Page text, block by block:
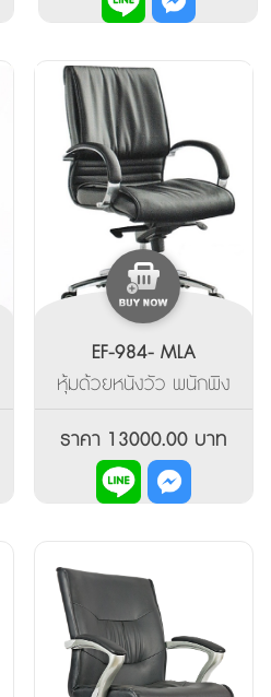
EF-984- MLA
หุ้มด้วยหนังวัว พนักพิง
ฐานขา เป็นอลูมิเนียมอัล
ลอยด์ปัดเงา ปรับเอนหลัง
และล็อคการเอนระหว่างทาง
ราคา 13000.00 บาท